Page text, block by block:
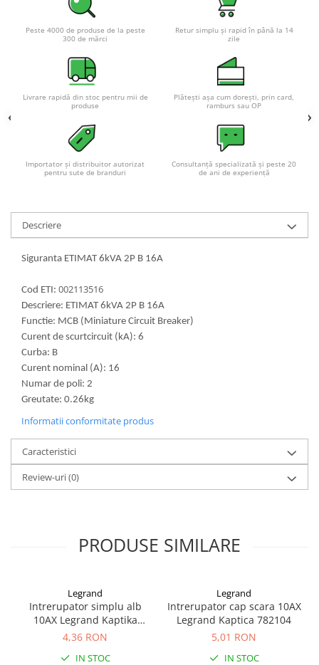
Turbine eoliene pentru casă
Acumulatori VRLA AGM/GEL /
Tractiune / LiFePo4
Baterii si acumulatori gel si VRLA
6-12 V
Baterii si acumulatori AGM VRLA
Acumulatori Moto, ATV
Li-Ion
SLA AGM (Sealed Lead Acid)
Tractiune
Marine & Caravan
APC
Pachete acumulatori VRLA
Sisteme de management (BMS)
Redresoare, incarcatoare si testere
Redresoare auto, moto, barci si
stationare
Surse UPS
UPS pentru centrale termice si
sisteme de urgenta - acumulator
extern
UPS Calculatoare si Servere
PDUs unitati de distributie a
Acumulatori UPS
Drumetii / Camping
Peste 4000 de produse de la peste
300 de mărci
Retur simplu și rapid în până la 14
zile
Livrare rapidă din stoc pentru mii de
produse
Plătești așa cum dorești, prin card,
ramburs sau OP
Importator și distribuitor autorizat
pentru sute de branduri
Consultanță specializată și peste 20
de ani de experiență
Descriere
Siguranta ETIMAT 6kVA 2P B 16A
Cod ETI: 002113516
Descriere: ETIMAT 6kVA 2P B 16A
Functie: MCB (Miniature Circuit Breaker)
Curent de scurtcircuit (kA): 6
Curba: B
Curent nominal (A): 16
Numar de poli: 2
Greutate: 0.26kg
Informatii conformitate produs
Caracteristici
Review-uri(0)
PRODUSE SIMILARE
Legrand
Intrerupator simplu alb
10AX Legrand Kaptika
782100
4,36 RON
IN STOC
Legrand
Intrerupator cap scara 10AX
Legrand Kaptica 782104
5,01 RON
IN STOC